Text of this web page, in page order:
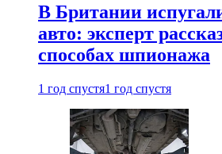
В Британии
авто: эксперт
способах шпионажа
1 год спустя1 год спустя